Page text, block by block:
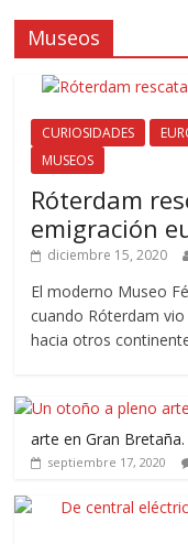
Museos
CURIOSIDADES
MUSEOS
Róterdam
emigración
diciembre 15, 2020
El moderno Museo
cuando Róterdam
hacia otros
arte en Gran Bretaña.
septiembre 17, 2020